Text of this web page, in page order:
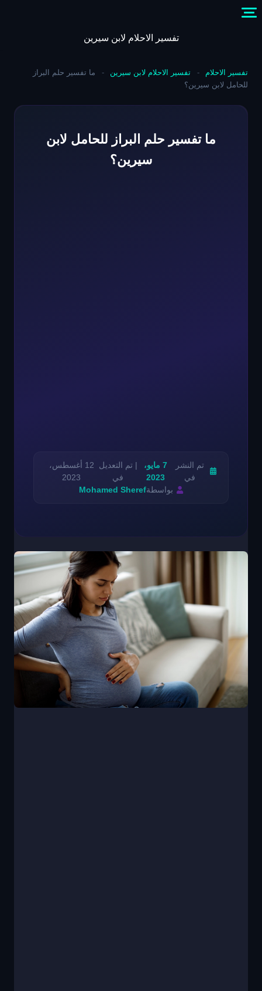
content
تفسير الاحلام لابن سيرين
تفسير الاحلام - تفسير الاحلام لابن سيرين -
ما تفسير حلم البراز
للحامل لابن سيرين؟
ما تفسير حلم البراز للحامل لابن
سيرين؟
تم النشر
في
7 مايو،
2023
| تم التعديل
في
12 أغسطس،
2023
بواسطةMohamed Sheref